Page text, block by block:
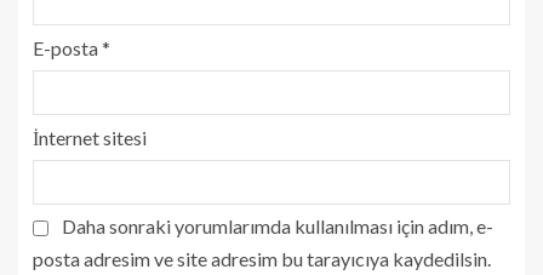
E-posta*
İnternet sitesi
Daha sonraki yorumlarımda kullanılması için adım, e-
posta adresim ve site adresim bu tarayıcıya kaydedilsin.